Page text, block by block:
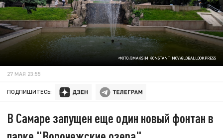
ФОТО:@MAKSIM KONSTANTINOV/GLOBALLOOKPRESS
27 МАЯ 23:55
ПОДПИШИТЕСЬ:
В Самаре запущен еще один новый фонтан в